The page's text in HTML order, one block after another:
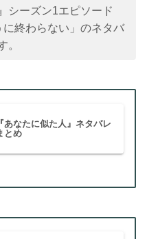
シーズン1エピソード
終わらない」のネタバ
。
あなたに似た人』ネタバレ
とめ